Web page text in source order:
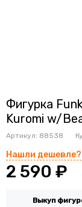
Фигурка
Kuromi w/
Артикул: 88538
2 590 ₽
Нашли дешевле?
Выкуп